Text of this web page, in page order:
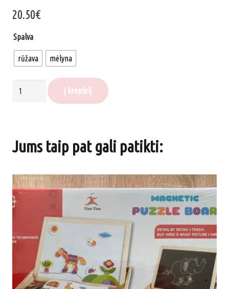
20.50€
Spalva
rūžava mėlyna
produkto
migdukas,
ir
mėlyna
Į krepšelį
Jums taip pat gali patikti: